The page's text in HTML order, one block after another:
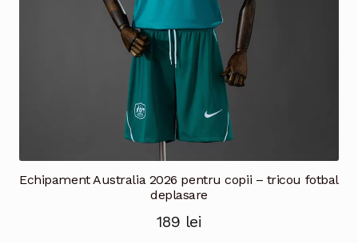
Echipament Australia 2026 pentru copii – tricou fotbal
deplasare
189 lei